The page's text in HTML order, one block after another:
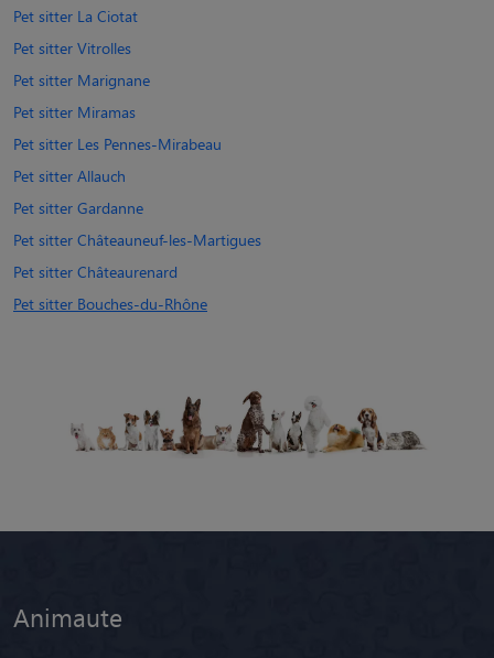
Pet sitter La Ciotat
Pet sitter Vitrolles
Pet sitter Marignane
Pet sitter Miramas
Pet sitter Les Pennes-Mirabeau
Pet sitter Allauch
Pet sitter Gardanne
Pet sitter Châteauneuf-les-Martigues
Pet sitter Châteaurenard
Pet sitter Bouches-du-Rhône
Animaute